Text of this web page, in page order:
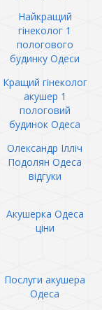
Найкращий
гінеколог 1
пологового
будинку Одеси
Кращий гінеколог
акушер 1
пологовий
будинок Одеса
Олександр Ілліч
Подолян Одеса
відгуки
Акушерка Одеса
ціни
Послуги акушера
Одеса